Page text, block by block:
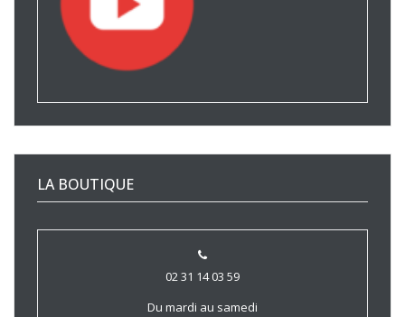
LA BOUTIQUE
02 31 14 03 59
Du mardi au samedi